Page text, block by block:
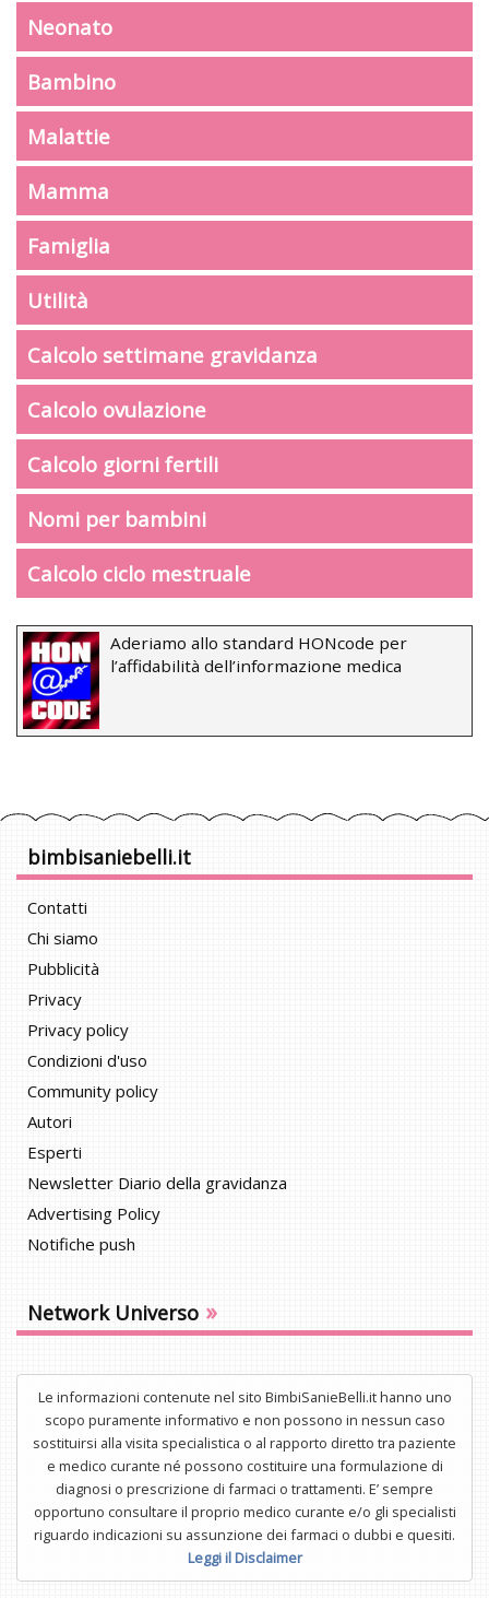
Neonato
Bambino
Malattie
Mamma
Famiglia
Utilità
Calcolo settimane gravidanza
Calcolo ovulazione
Calcolo giorni fertili
Nomi per bambini
Calcolo ciclo mestruale
Aderiamo allo standard HONcode per
l’affidabilità dell’informazione medica
bimbisaniebelli.it
Contatti
Chi siamo
Pubblicità
Privacy
Privacy policy
Condizioni d'uso
Community policy
Autori
Esperti
Newsletter Diario della gravidanza
Advertising Policy
Notifiche push
Network Universo »
Le informazioni contenute nel sito BimbiSanieBelli.it hanno uno
scopo puramente informativo e non possono in nessun caso
sostituirsi alla visita specialistica o al rapporto diretto tra paziente
e medico curante né possono costituire una formulazione di
diagnosi o prescrizione di farmaci o trattamenti. E’ sempre
opportuno consultare il proprio medico curante e/o gli specialisti
riguardo indicazioni su assunzione dei farmaci o dubbi e quesiti.
Leggi il Disclaimer